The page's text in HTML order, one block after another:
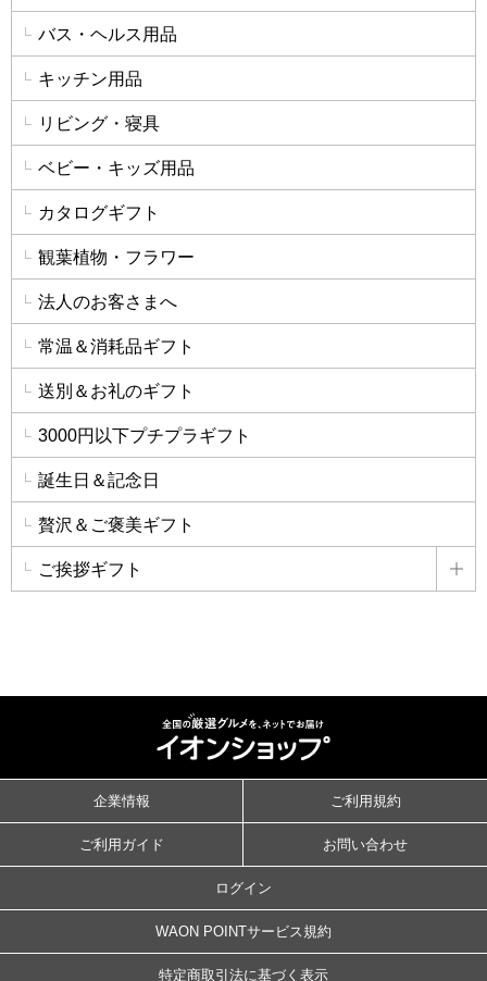
バス・ヘルス用品
キッチン用品
リビング・寝具
ベビー・キッズ用品
カタログギフト
観葉植物・フラワー
法人のお客さまへ
常温＆消耗品ギフト
送別＆お礼のギフト
3000円以下プチプラギフト
誕生日＆記念日
贅沢＆ご褒美ギフト
ご挨拶ギフト 詳
企業情報 ご利用規約
ご利用ガイド お問い合わせ
ログイン
WAON POINTサービス規約
特定商取引法に基づく表示